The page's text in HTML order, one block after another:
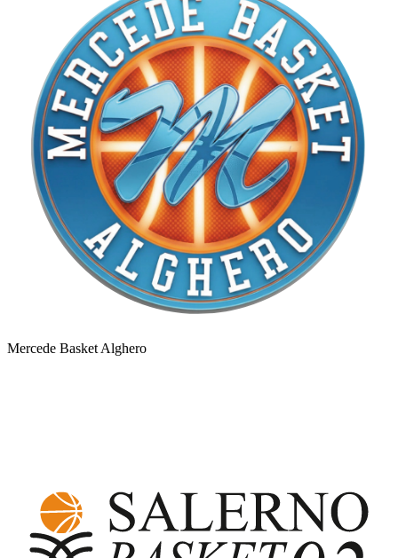
Mercede Basket Alghero